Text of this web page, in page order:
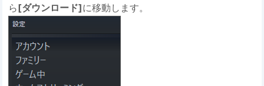
ら[ダウンロード]に移動します。